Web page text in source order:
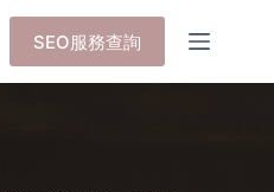
SEO服務查詢